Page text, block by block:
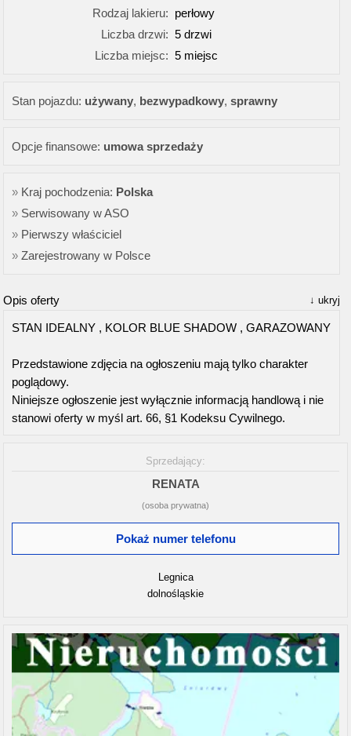
Rodzaj lakieru: perłowy
Liczba drzwi: 5 drzwi
Liczba miejsc: 5 miejsc
Stan pojazdu: używany, bezwypadkowy,sprawny
Opcje finansowe: umowa sprzedaży
Kraj pochodzenia: Polska
Serwisowany w ASO
Pierwszy właściciel
Zarejestrowany w Polsce
Opis oferty ukryj
STAN IDEALNY , KOLOR BLUE SHADOW , GARAZOWANY
Przedstawione zdjęcia na ogłoszeniu mają tylko charakter
poglądowy.
Niniejsze ogłoszenie jest wyłącznie informacją handlową i nie
stanowi oferty w myśl art. 66, §1 Kodeksu Cywilnego.
Sprzedający:
RENATA
(osoba prywatna)
Pokaż numer telefonu
Legnica
dolnośląskie